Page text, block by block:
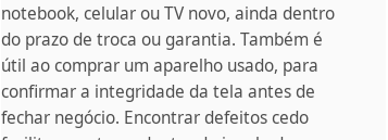
notebook, celular ou TV novo, ainda dentro
do prazo de troca ou garantia. Também é
útil ao comprar um aparelho usado, para
confirmar a integridade da tela antes de
fechar negócio. Encontrar defeitos cedo